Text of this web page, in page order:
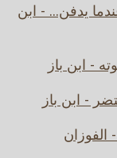
يدفن... - ابن
- ابن باز
- ابن باز